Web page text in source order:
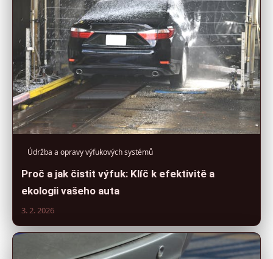
Údržba a opravy výfukových systémů
Proč a jak čistit výfuk: Klíč k efektivitě a
ekologii vašeho auta
3. 2. 2026